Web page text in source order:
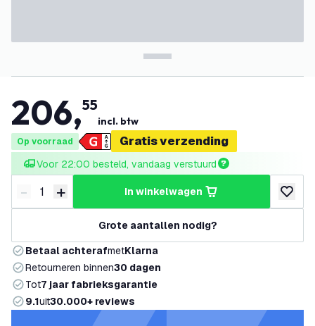
206,55
incl. btw
Op voorraad Gratis verzending
Voor 22:00 besteld, vandaag verstuurd
Verminder hoeveelheid
- Verhoog hoeveelheid
+ in winkelwagen
Grote aantallen nodig?
Betaal achterafmetKlarna
Retourneren binnen30 dagen
Tot7 jaar fabrieksgarantie
9.1uit30.000+ reviews